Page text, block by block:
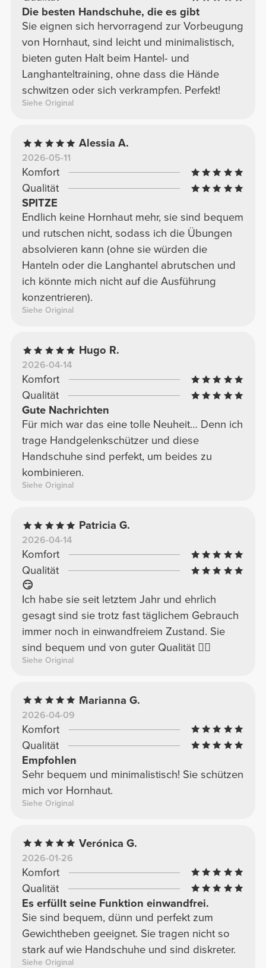
Die besten Handschuhe, die es gibt
Sie eignen sich hervorragend zur Vorbeugung
von Hornhaut, sind leicht und minimalistisch,
bieten guten Halt beim Hantel- und
Langhanteltraining, ohne dass die Hände
schwitzen oder sich verkrampfen. Perfekt!
Siehe Original
Alessia A.
2026-05-11
Komfort
Qualität
SPITZE
Endlich keine Hornhaut mehr, sie sind bequem
und rutschen nicht, sodass ich die Übungen
absolvieren kann (ohne sie würden die
Hanteln oder die Langhantel abrutschen und
ich könnte mich nicht auf die Ausführung
konzentrieren).
Siehe Original
Hugo R.
2026-04-14
Komfort
Qualität
Gute Nachrichten
Für mich war das eine tolle Neuheit… Denn ich
trage Handgelenkschützer und diese
Handschuhe sind perfekt, um beides zu
kombinieren.
Siehe Original
Patricia G.
2026-04-14
Komfort
Qualität
😏
Ich habe sie seit letztem Jahr und ehrlich
gesagt sind sie trotz fast täglichem Gebrauch
immer noch in einwandfreiem Zustand. Sie
sind bequem und von guter Qualität 👌🏻
Siehe Original
Marianna G.
2026-04-09
Komfort
Qualität
Empfohlen
Sehr bequem und minimalistisch! Sie schützen
mich vor Hornhaut.
Siehe Original
Verónica G.
2026-01-26
Komfort
Qualität
Es erfüllt seine Funktion einwandfrei.
Sie sind bequem, dünn und perfekt zum
Gewichtheben geeignet. Sie tragen nicht so
stark auf wie Handschuhe und sind diskreter.
Siehe Original